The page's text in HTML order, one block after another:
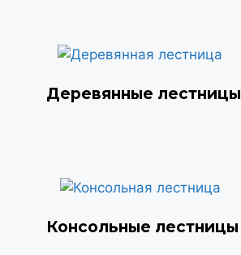
Деревянные лестницы
Консольные лестницы